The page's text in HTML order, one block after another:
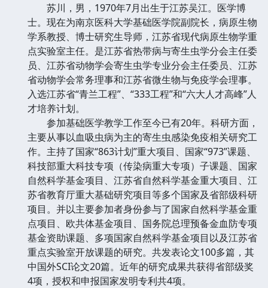
苏川，男，1970年7月出生于江苏吴江。医学博
士。现在为南京医科大学基础医学院副院长，病原生物
学系教授、博士研究生导师，江苏省现代病原生物学重
点实验室主任。是江苏省热带病与寄生虫学分会主任委
员、江苏省动物学会寄生虫学专业分会主任委员、江苏
省动物学会常务理事和江苏省微生物与免疫学会理事。
入选江苏省“青兰工程”、“333工程”和“六大人才高峰”人
才培养计划。
参加基础医学教学工作至今已有20年。科研方面，
主要从事以血吸虫病为主的寄生虫感染免疫相关研究工
作。主持了国家“863计划”重大项目、国家“973”课题、
科技部重大科技专项（传染病重大专项）子课题、国家
自然科学基金项目、江苏省自然科学基金重大项目、江
苏省教育厅重大基础研究项目等多个国家及省部级科研
项目。并以主要参加者身份参与了国家自然科学基金重
点项目、欧共体基金项目、国务院总理预备金血防专项
基金资助课题、多项国家自然科学基金项目以及江苏省
重点实验室开放课题的研究。共发表论文100多篇，其
中国外SCI论文20篇。近年的研究成果共获得省部级奖
4项，授权和申报国家发明专利共4项。